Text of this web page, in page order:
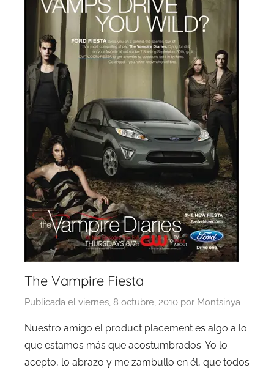
The Vampire Fiesta
Publicada el viernes, 8 octubre, 2010 por Montsinya
Nuestro amigo el product placement es algo a lo
que estamos más que acostumbrados. Yo lo
acepto, lo abrazo y me zambullo en él, que todos